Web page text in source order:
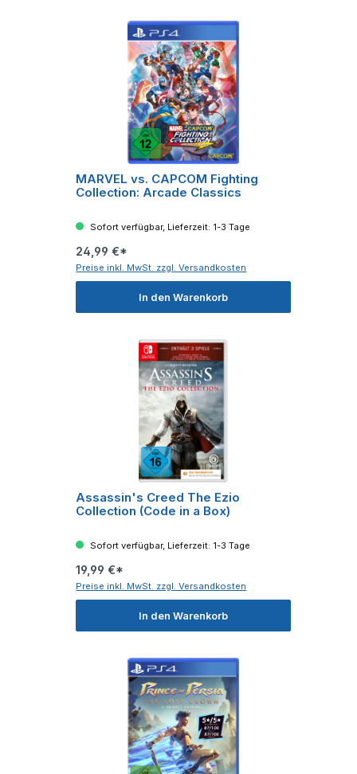
MARVEL vs. CAPCOM Fighting
Collection: Arcade Classics
Sofort verfügbar, Lieferzeit: 1-3 Tage
24,99 €*
Preise inkl. MwSt. zzgl. Versandkosten
In den Warenkorb
Assassin's Creed The Ezio
Collection (Code in a Box)
Sofort verfügbar, Lieferzeit: 1-3 Tage
19,99 €*
Preise inkl. MwSt. zzgl. Versandkosten
In den Warenkorb